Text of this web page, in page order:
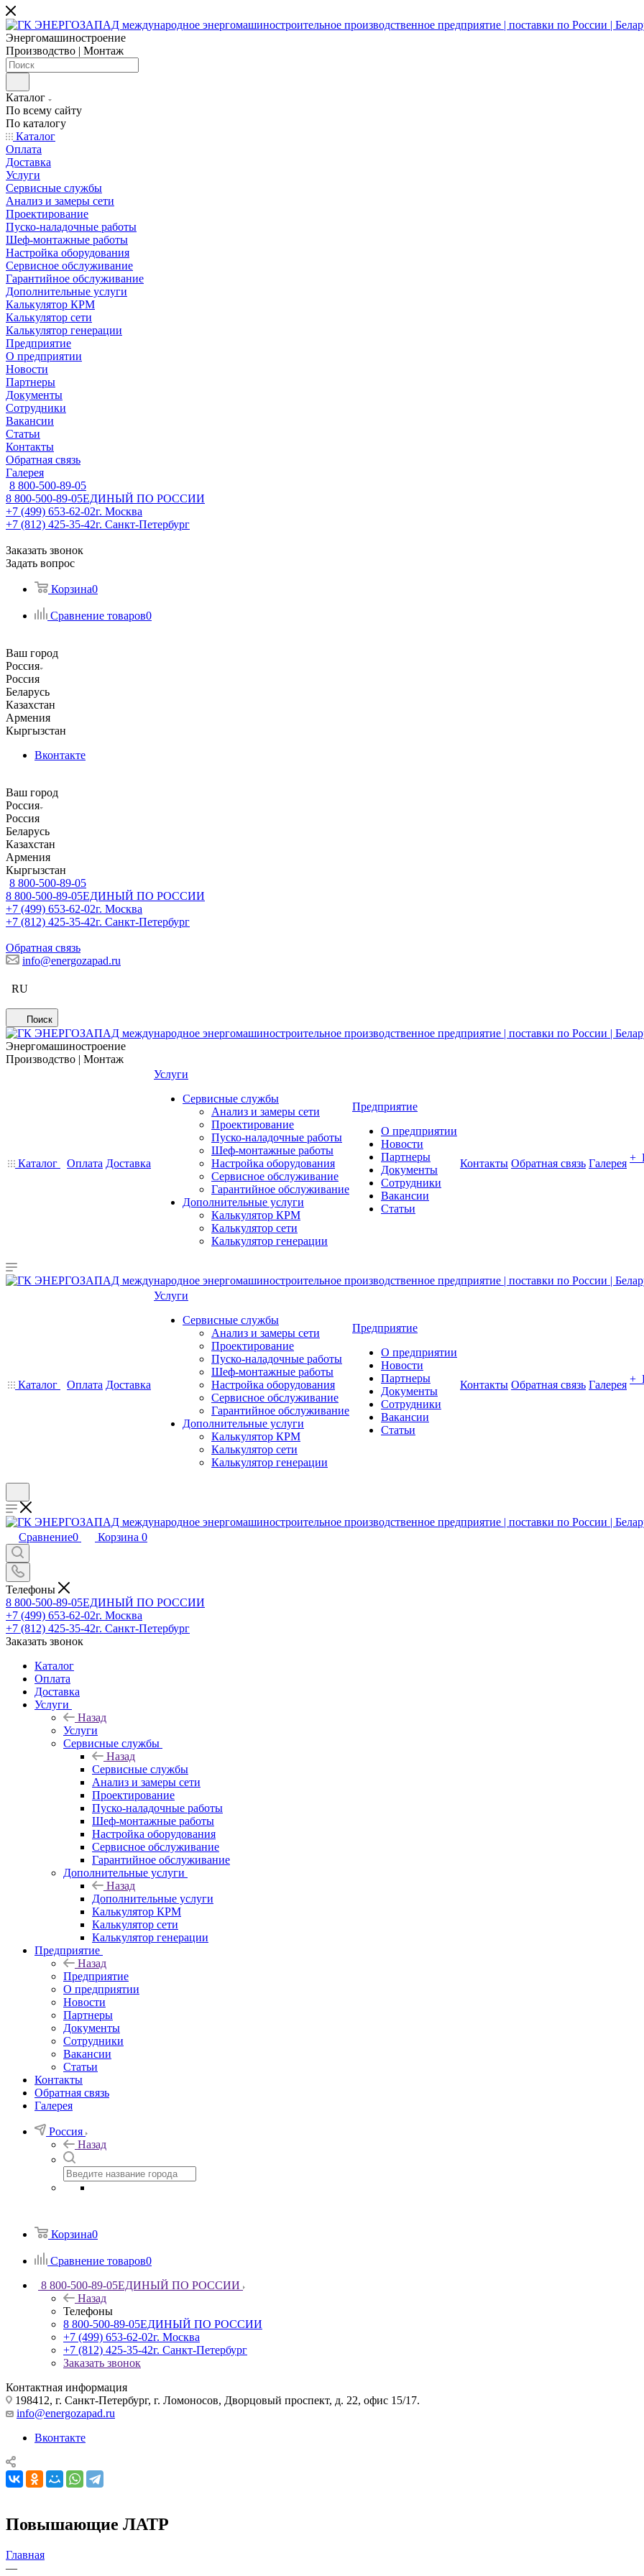
Энергомашиностроение
Производство | Монтаж
Каталог
По всему сайту
По каталогу
Каталог
Оплата
Доставка
Услуги
Сервисные службы
Анализ и замеры сети
Проектирование
Пуско-наладочные работы
Шеф-монтажные работы
Настройка оборудования
Сервисное обслуживание
Гарантийное обслуживание
Дополнительные услуги
Калькулятор КРМ
Калькулятор сети
Калькулятор генерации
Предприятие
О предприятии
Новости
Партнеры
Документы
Сотрудники
Вакансии
Статьи
Контакты
Обратная связь
Галерея
8 800-500-89-05
8 800-500-89-05ЕДИНЫЙ ПО РОССИИ
+7 (499) 653-62-02г. Москва
+7 (812) 425-35-42г. Санкт-Петербург
Заказать звонок
Задать вопрос
Корзина0
Сравнение товаров0
Ваш город
Россия
Россия
Беларусь
Казахстан
Армения
Кыргызстан
Вконтакте
Ваш город
Россия
Россия
Беларусь
Казахстан
Армения
Кыргызстан
8 800-500-89-05
8 800-500-89-05ЕДИНЫЙ ПО РОССИИ
+7 (499) 653-62-02г. Москва
+7 (812) 425-35-42г. Санкт-Петербург
Обратная связь
info@energozapad.ru
RU
Поиск
Энергомашиностроение
Производство | Монтаж
Каталог Оплата Доставка
Услуги
Сервисные службы
Анализ и замеры сети
Проектирование
Пуско-наладочные работы
Шеф-монтажные работы
Настройка оборудования
Сервисное обслуживание
Гарантийное обслуживание
Дополнительные услуги
Калькулятор КРМ
Калькулятор сети
Калькулятор генерации
Предприятие
О предприятии
Новости
Партнеры
Документы
Сотрудники
Вакансии
Статьи
Контакты Обратная связь Галерея +
Каталог Оплата Доставка
Услуги
Сервисные службы
Анализ и замеры сети
Проектирование
Пуско-наладочные работы
Шеф-монтажные работы
Настройка оборудования
Сервисное обслуживание
Гарантийное обслуживание
Дополнительные услуги
Калькулятор КРМ
Калькулятор сети
Калькулятор генерации
Предприятие
О предприятии
Новости
Партнеры
Документы
Сотрудники
Вакансии
Статьи
Контакты Обратная связь Галерея +
Сравнение0 Корзина 0
Телефоны
8 800-500-89-05ЕДИНЫЙ ПО РОССИИ
+7 (499) 653-62-02г. Москва
+7 (812) 425-35-42г. Санкт-Петербург
Заказать звонок
Каталог
Оплата
Доставка
Услуги
Назад
Услуги
Сервисные службы
Назад
Сервисные службы
Анализ и замеры сети
Проектирование
Пуско-наладочные работы
Шеф-монтажные работы
Настройка оборудования
Сервисное обслуживание
Гарантийное обслуживание
Дополнительные услуги
Назад
Дополнительные услуги
Калькулятор КРМ
Калькулятор сети
Калькулятор генерации
Предприятие
Назад
Предприятие
О предприятии
Новости
Партнеры
Документы
Сотрудники
Вакансии
Статьи
Контакты
Обратная связь
Галерея
Россия
Назад
Корзина0
Сравнение товаров0
8 800-500-89-05ЕДИНЫЙ ПО РОССИИ
Назад
Телефоны
8 800-500-89-05ЕДИНЫЙ ПО РОССИИ
+7 (499) 653-62-02г. Москва
+7 (812) 425-35-42г. Санкт-Петербург
Заказать звонок
Контактная информация
198412, г. Санкт-Петербург, г. Ломоносов, Дворцовый проспект, д. 22, офис 15/17.
info@energozapad.ru
Вконтакте
Повышающие ЛАТР
Главная
—